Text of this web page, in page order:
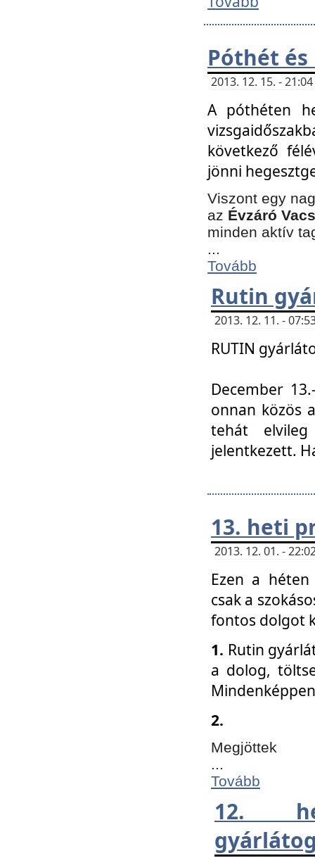
Póthét és
2013. 12. 15. -
A póthéten
következő
jönni
Viszont egy
az Évzáró
minden aktív
...
Tovább
Rutin
2013. 12. 11. -
RUTIN
December
onnan közös
tehát
jelentkezett.
13. heti
2013. 12. 01. -
Ezen a
csak a
fontos dolgot
1. Rutin
a dolog,
2.
Megjöttek
...
Tovább
12.